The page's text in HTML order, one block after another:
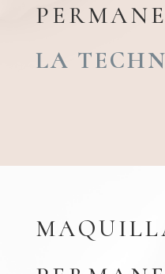
LA